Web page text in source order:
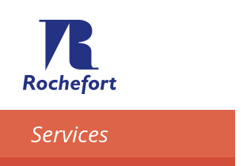
Services